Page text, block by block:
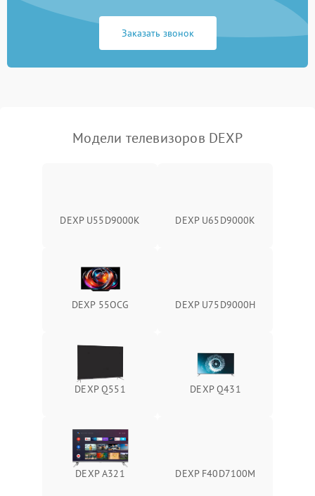
Сетевая
Заказать звонок
Модели телевизоров DEXP
DEXP U55D9000K DEXP U65D9000K
DEXP 55OCG DEXP U75D9000H
DEXP Q551 DEXP Q431
DEXP A321 DEXP F40D7100M